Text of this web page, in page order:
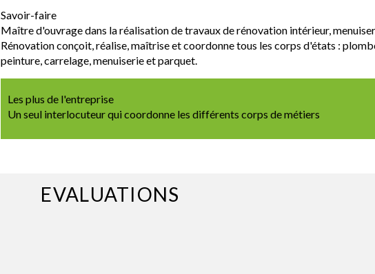
Savoir-faire
Maître d'ouvrage dans la réalisation de travaux de rénovation intérieur,
Rénovation conçoit, réalise, maîtrise et coordonne tous les corps d'états :
peinture, carrelage, menuiserie et parquet.
Les plus de l'entreprise
Un seul interlocuteur qui coordonne les différents corps de métiers
EVALUATIONS